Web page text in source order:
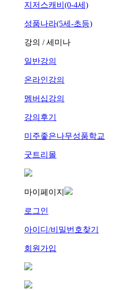
지저스캐비(0-4세)
성품나라(5세-초등)
강의 / 세미나
일반강의
온라인강의
멤버십강의
강의후기
미주좋은나무성품학교
굿트리몰
마이페이지
로그인
아이디/비밀번호찾기
회원가입